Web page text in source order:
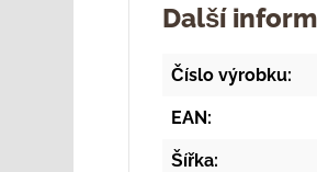
Další
Číslo výrobku:
EAN:
Šířka: